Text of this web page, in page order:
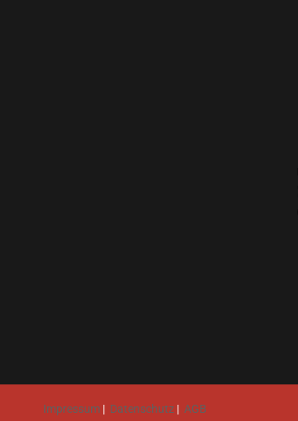
Impressum | Datenschutz | AGB